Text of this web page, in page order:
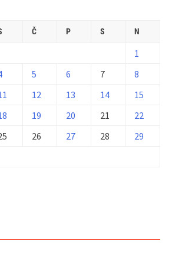
Č P S N
1
5 6 7
8
12 13 14
15
19 20 21
22
26 27 28
29